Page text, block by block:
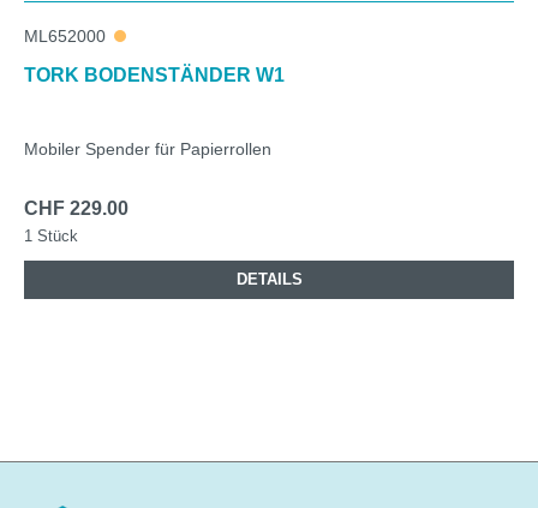
ML652000
TORK BODENSTÄNDER W1
Mobiler Spender für Papierrollen
CHF 229.00
1 Stück
DETAILS